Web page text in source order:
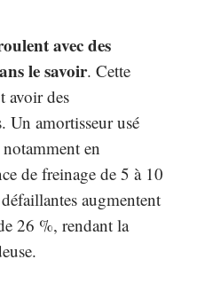
avec des
le savoir. Cette
avoir des
Un amortisseur usé
en
de freinage de 5 à 10
augmentent
26 %, rendant la